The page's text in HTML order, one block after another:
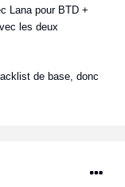
Lana pour BTD +
les deux
de base, donc